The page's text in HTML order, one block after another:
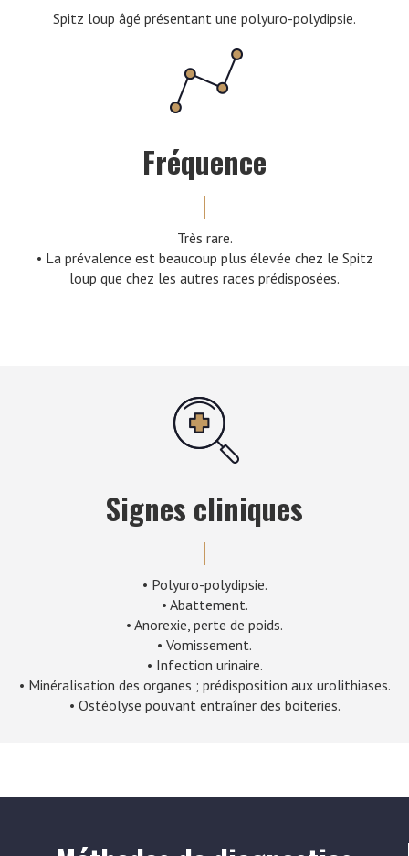
Spitz loup âgé présentant une polyuro-polydipsie.
Fréquence
Très rare.
• La prévalence est beaucoup plus élevée chez le Spitz
loup que chez les autres races prédisposées.
Signes cliniques
• Polyuro-polydipsie.
• Abattement.
• Anorexie, perte de poids.
• Vomissement.
• Infection urinaire.
• Minéralisation des organes ; prédisposition aux urolithiases.
• Ostéolyse pouvant entraîner des boiteries.